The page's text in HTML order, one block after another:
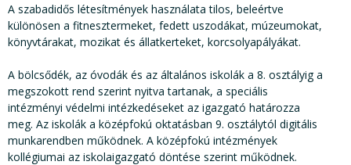
A szabadidős létesítmények használata tilos, beleértve
különösen a fitnesztermeket, fedett uszodákat, múzeumokat,
könyvtárakat, mozikat és állatkerteket, korcsolyapályákat.
A bölcsődék, az óvodák és az általános iskolák a 8. osztályig a
megszokott rend szerint nyitva tartanak, a speciális
intézményi védelmi intézkedéseket az igazgató határozza
meg. Az iskolák a középfokú oktatásban 9. osztálytól digitális
munkarendben működnek. A középfokú intézmények
kollégiumai az iskolaigazgató döntése szerint működnek.